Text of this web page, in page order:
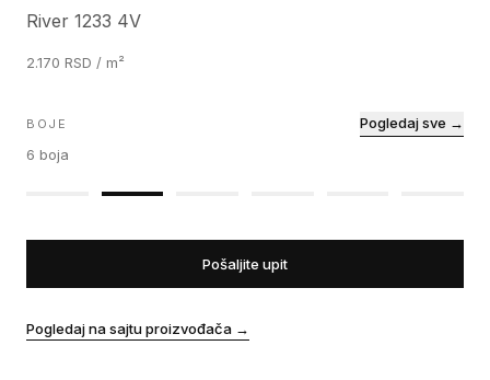
River 1233 4V
2.170 RSD / m²
BOJE
6 boja
Pogledaj sve →
Pošaljite upit
Pogledaj na sajtu proizvođača →